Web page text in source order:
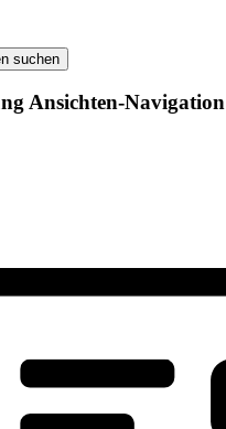
suchen
Ansichten-Navigation